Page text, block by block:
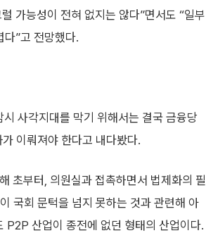
가능성이 전혀 없지는 않다”면서도 “일부
”고 전망했다.
사각지대를 막기 위해서는 결국 금융당
이뤄져야 한다고 내다봤다.
초부터, 의원실과 접촉하면서 법제화의 필
국회 문턱을 넘지 못하는 것과 관련해 아
P2P 산업이 종전에 없던 형태의 산업이다.